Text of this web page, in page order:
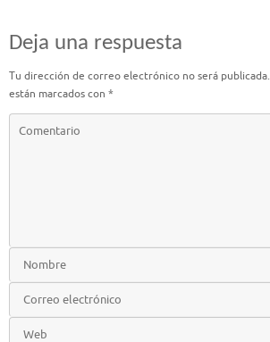
Deja una respuesta
Tu dirección de correo electrónico no será publicada.
están marcados con *